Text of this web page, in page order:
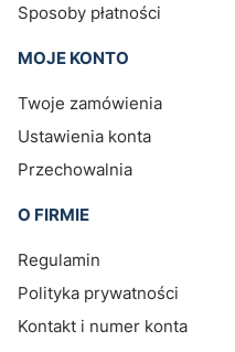
Sposoby płatności
MOJE KONTO
Twoje zamówienia
Ustawienia konta
Przechowalnia
O FIRMIE
Regulamin
Polityka prywatności
Kontakt i numer konta